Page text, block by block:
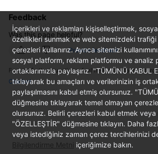
Practices
Performance
White
Paper
API
Reference
SDK
Reference
Feedback
Was this page helpful?
Provide feedback
For any further questions, feel free to contact us
Chatbot
İçerikleri ve reklamları kişiselleştirmek,
özellikleri sunmak ve web sitemizdeki
çerezleri kullanırız. Ayrıca sitemizi
sosyal platform, reklam platformu ve analiz
ortaklarımızla paylaşırız. "TÜMÜNÜ KABUL
tıklayarak bu amaçları ve verilerinizin iş
paylaşılmasını kabul etmiş olursunuz.
düğmesine tıklayarak temel olmayan
olursunuz. Belirli çerezleri kabul etmek
"ÖZELLEŞTİR" düğmesine tıklayın. Daha
veya istediğiniz zaman çerez tercihlerinizi
Bilgilendirme Metni içeriğimize bakın.